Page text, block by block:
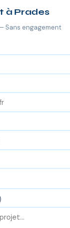
à Prades
Sans engagement